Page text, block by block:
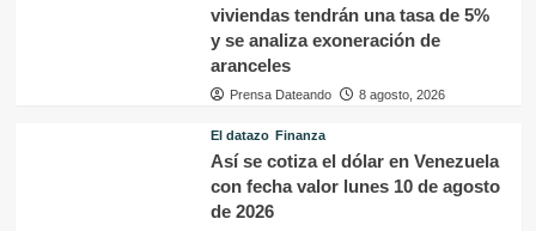
viviendas tendrán una tasa de 5%
y se analiza exoneración de
aranceles
Prensa Dateando 8 agosto, 2026
El datazo Finanza
Así se cotiza el dólar en Venezuela
con fecha valor lunes 10 de agosto
de 2026